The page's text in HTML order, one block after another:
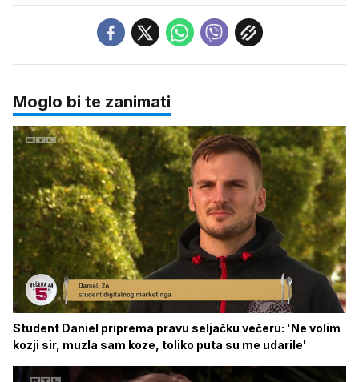
Moglo bi te zanimati
Student Daniel priprema pravu seljačku večeru: 'Ne volim
kozji sir, muzla sam koze, toliko puta su me udarile'